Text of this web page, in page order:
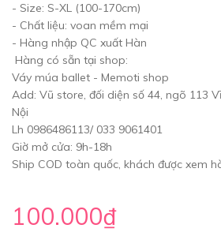
- Size: S-XL (100-170cm)
- Chất liệu: voan mềm mại
- Hàng nhập QC xuất Hàn
Hàng có sẵn tại shop:
Váy múa ballet - Memoti shop
Add: Vũ store, đối diện số 44, ngõ 113
Nội
Lh 0986486113/ 033 9061401
Giờ mở cửa: 9h-18h
Ship COD toàn quốc, khách được xem
100.000₫